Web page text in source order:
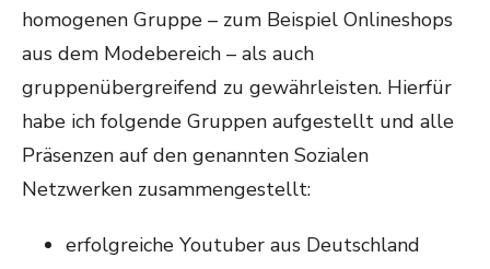
homogenen Gruppe – zum Beispiel Onlineshops
aus dem Modebereich – als auch
gruppenübergreifend zu gewährleisten. Hierfür
habe ich folgende Gruppen aufgestellt und alle
Präsenzen auf den genannten Sozialen
Netzwerken zusammengestellt:
erfolgreiche Youtuber aus Deutschland